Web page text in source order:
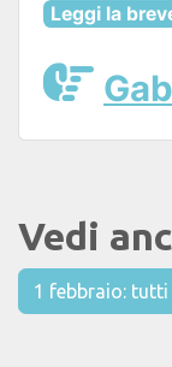
Leggi la
Vedi
1 febbraio: tutti